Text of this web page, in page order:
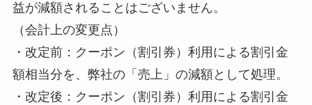
益が減額されることはございません。
（会計上の変更点）
・改定前：クーポン（割引券）利用による割引金
額相当分を、弊社の「売上」の減額として処理。
・改定後：クーポン（割引券）利用による割引金